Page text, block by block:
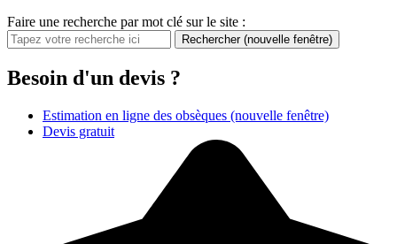
Faire une recherche par mot clé sur le site :
Rechercher (nouvelle fenêtre)
Besoin d'un devis ?
Estimation en ligne des obsèques (nouvelle fenêtre)
Devis gratuit